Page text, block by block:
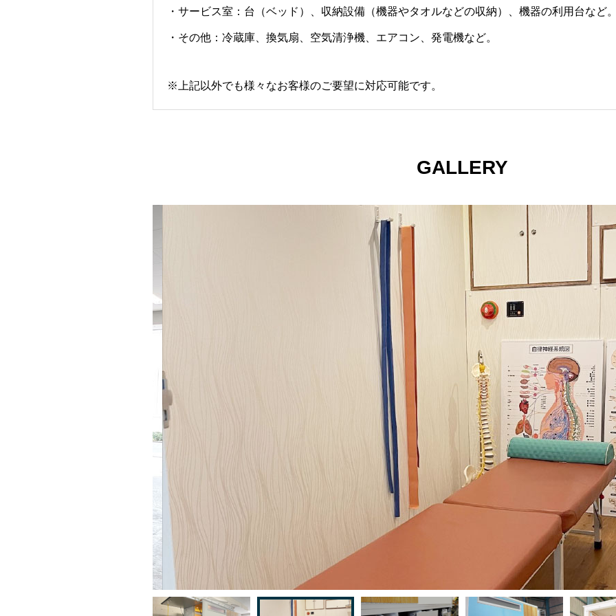
・サービス室：台（ベッド）、収納設備（機器やタオルなどの収納）、機器の利用台など
・その他：冷蔵庫、換気扇、空気清浄機、エアコン、発電機など。
※上記以外でも様々なお客様のご要望に対応可能です。
GALLERY